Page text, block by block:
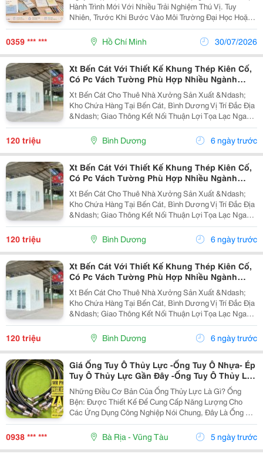
Hành Trình Mới Với Nhiều Trải Nghiệm Thú Vị. Tuy
Nhiên, Trước Khi Bước Vào Môi Trường Đại Học Hoặc
Cao Đẳng, Tân Sinh Viên Nên Chuẩn Bị Kỹ Lưỡng Từ
Giấy Tờ, Đồ Dùng Học Tập Đến Vật Dụng Cá Nhân Để...
0359 *** *** Hồ Chí Minh 30/07/2026
Xt Bến Cát Với Thiết Kế Khung Thép Kiên Cố,
Có Pc Vách Tường Phù Hợp Nhiều Ngành
Nghề
Xt Bến Cát Cho Thuê Nhà Xưởng Sản Xuất &Ndash;
Kho Chứa Hàng Tại Bến Cát, Bình Dương Vị Trí Đắc Địa
&Ndash; Giao Thông Kết Nối Thuận Lợi Tọa Lạc Ngay
Mặt Tiền Đường Dt 741, Tuyến Đường Huyết Mạch Kết
Nối Tp. Thủ Dầu Một &Ndash; Bình Phước &Ndash;...
120 triệu Bình Dương 6 ngày trước
Xt Bến Cát Với Thiết Kế Khung Thép Kiên Cố,
Có Pc Vách Tường Phù Hợp Nhiều Ngành
Nghề
Xt Bến Cát Cho Thuê Nhà Xưởng Sản Xuất &Ndash;
Kho Chứa Hàng Tại Bến Cát, Bình Dương Vị Trí Đắc Địa
&Ndash; Giao Thông Kết Nối Thuận Lợi Tọa Lạc Ngay
Mặt Tiền Đường Dt 741, Tuyến Đường Huyết Mạch Kết
Nối Tp. Thủ Dầu Một &Ndash; Bình Phước &Ndash;...
120 triệu Bình Dương 6 ngày trước
Xt Bến Cát Với Thiết Kế Khung Thép Kiên Cố,
Có Pc Vách Tường Phù Hợp Nhiều Ngành
Nghề
Xt Bến Cát Cho Thuê Nhà Xưởng Sản Xuất &Ndash;
Kho Chứa Hàng Tại Bến Cát, Bình Dương Vị Trí Đắc Địa
&Ndash; Giao Thông Kết Nối Thuận Lợi Tọa Lạc Ngay
Mặt Tiền Đường Dt 741, Tuyến Đường Huyết Mạch Kết
Nối Tp. Thủ Dầu Một &Ndash; Bình Phước &Ndash;...
120 triệu Bình Dương 6 ngày trước
Giá Ống Tuy Ô Thủy Lực -Ống Tuy Ô Nhựa- Ép
Tuy Ô Thủy Lực Gần Đây -Ống Tuy Ô Thủy Lực
Tại Hà Nội Tuy Ô Là Gì- Ống Thủy Lực -Giá
Ống Thủy Lực- Ống Mềm Thủy Lực
Những Điều Cơ Bản Của Ống Thủy Lực Là Gì? Ống
Bện: Được Thiết Kế Để Cung Cấp Năng Lượng Cho
Các Ứng Dụng Công Nghiệp Nói Chung, Đây Là Ống Áp
Suất Cao Có Cấu Hình Gồm Một, Hai Hoặc Ba Dây Thép
Bện. Nó Thường Được Sử Dụng Với Dầu Mỏ Hoặc
0938 *** *** Bà Rịa - Vũng Tàu 5 ngày trước